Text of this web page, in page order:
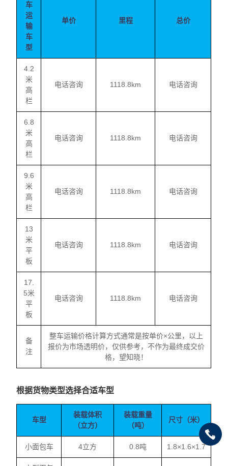
车
运
输
车
型
单价 里程 总价
4.2
米
高
栏
电话咨询 1118.8km 电话咨询
6.8
米
高
栏
电话咨询 1118.8km 电话咨询
9.6
米
高
栏
电话咨询 1118.8km 电话咨询
13
米
平
板
电话咨询 1118.8km 电话咨询
17.
5米
平
板
电话咨询 1118.8km 电话咨询
备
注
整车运输价格计算方式通常是按单价×公里，以上
报价为市场透明价，仅供参考，不作为最终成交价
格，望知晓！
根据货物类型选择合适车型
车型
装载体积
（立方）
装载重量
（吨）
尺寸（米）
小面包车 4立方 0.8吨 1.8×1.6×1.7